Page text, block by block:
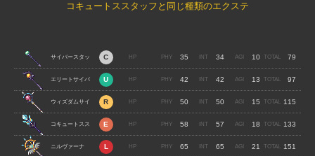
コキュートススタッフと同じ種類のエクステ
サイバースタッ
フ
35 34 10 79
エリートサイバ
ースタッフ
42 42 13 97
ウィズダムサイ
バースタッフ
50 50 15 115
コキュートスス
タッフ
58 57 18 133
ニルヴァーナ 65 65 21 151